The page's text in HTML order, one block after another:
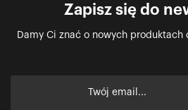
Zapisz się do
Damy Ci znać o nowych produktach